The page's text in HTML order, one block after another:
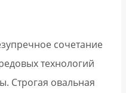
сочетание
технологий
Строгая овальная